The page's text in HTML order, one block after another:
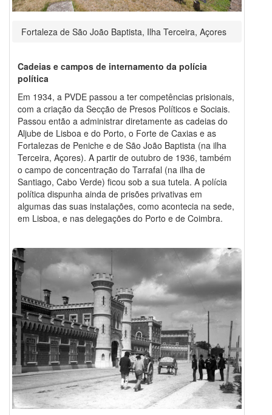
Fortaleza de São João Baptista, Ilha Terceira, Açores
Cadeias e campos de internamento da polícia
política
Em 1934, a PVDE passou a ter competências prisionais,
com a criação da Secção de Presos Políticos e Sociais.
Passou então a administrar diretamente as cadeias do
Aljube de Lisboa e do Porto, o Forte de Caxias e as
Fortalezas de Peniche e de São João Baptista (na ilha
Terceira, Açores). A partir de outubro de 1936, também
o campo de concentração do Tarrafal (na ilha de
Santiago, Cabo Verde) ficou sob a sua tutela. A polícia
política dispunha ainda de prisões privativas em
algumas das suas instalações, como acontecia na sede,
em Lisboa, e nas delegações do Porto e de Coimbra.